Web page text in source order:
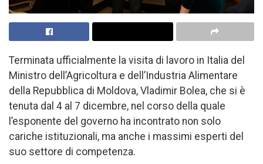
Terminata ufficialmente la visita di lavoro in Italia del
Ministro dell’Agricoltura e dell’Industria Alimentare
della Repubblica di Moldova, Vladimir Bolea, che si è
tenuta dal 4 al 7 dicembre, nel corso della quale
l’esponente del governo ha incontrato non solo
cariche istituzionali, ma anche i massimi esperti del
suo settore di competenza.